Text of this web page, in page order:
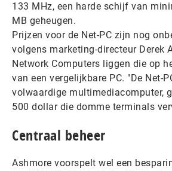
133 MHz, een harde schijf van
MB geheugen.
Prijzen voor de Net-PC zijn nog
volgens marketing-directeur Derek
Network Computers liggen die op
van een vergelijkbare PC. "De Net-
volwaardige multimediacomputer,
500 dollar die domme terminals
Centraal beheer
Ashmore voorspelt wel een